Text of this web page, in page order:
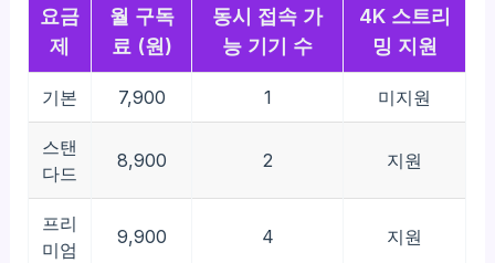
요금
제
월 구독
료 (원)
동시 접속 가
능 기기 수
4K 스트리
밍 지원
기본 7,900 1 미지원
스탠
다드
8,900 2 지원
프리
미엄
9,900 4 지원